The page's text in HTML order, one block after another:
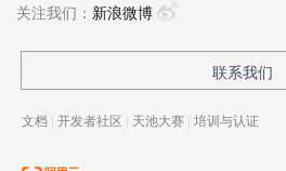
关注我们： 新浪微博
联系我们
文档 | 开发者社区 | 天池大赛 | 培训与认证